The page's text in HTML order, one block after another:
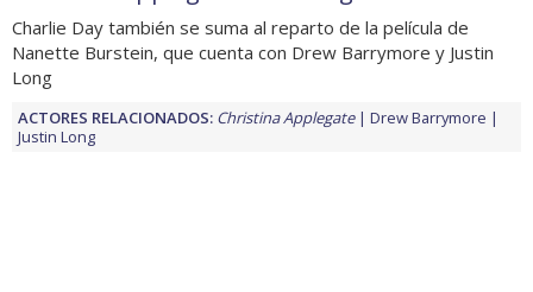
Charlie Day también se suma al reparto de la película de
Nanette Burstein, que cuenta con Drew Barrymore y Justin
Long
ACTORES RELACIONADOS: Christina Applegate
Drew Barrymore
Justin Long